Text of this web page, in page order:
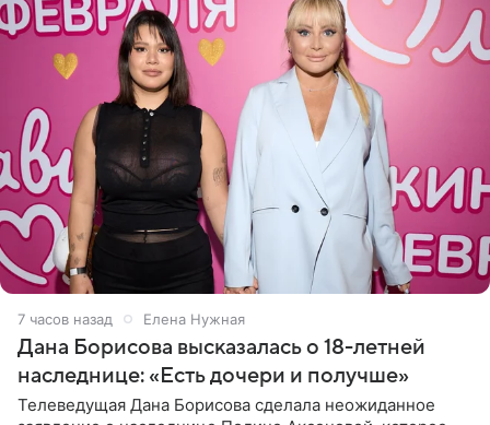
7 часов назад Елена Нужная
Дана Борисова высказалась о 18-летней
наследнице: «Есть дочери и получше»
Телеведущая Дана Борисова сделала неожиданное